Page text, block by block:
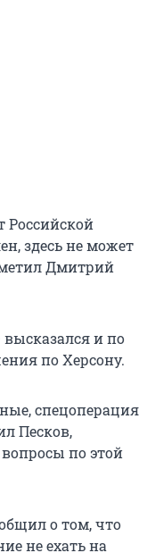
Российской
здесь не может
Дмитрий
высказался и по
по Херсону.
спецоперация
Песков,
по этой
о том, что
не ехать на